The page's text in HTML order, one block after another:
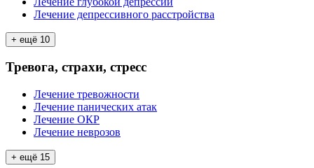
Лечение депрессивного расстройства
+ ещё 10
Тревога, страхи, стресс
Лечение тревожности
Лечение панических атак
Лечение ОКР
Лечение неврозов
+ ещё 15